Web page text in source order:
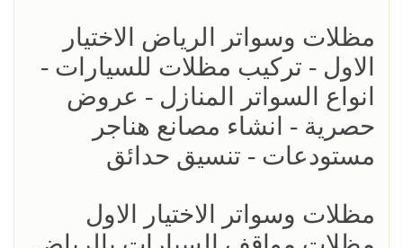
مظلات وسواتر الرياض الاختيار
الاول - تركيب مظلات للسيارات -
انواع السواتر المنازل - عروض
حصرية - انشاء مصانع هناجر
مستودعات - تنسيق حدائق
مظلات وسواتر الاختيار الاول